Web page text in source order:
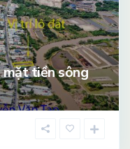
tiền sông